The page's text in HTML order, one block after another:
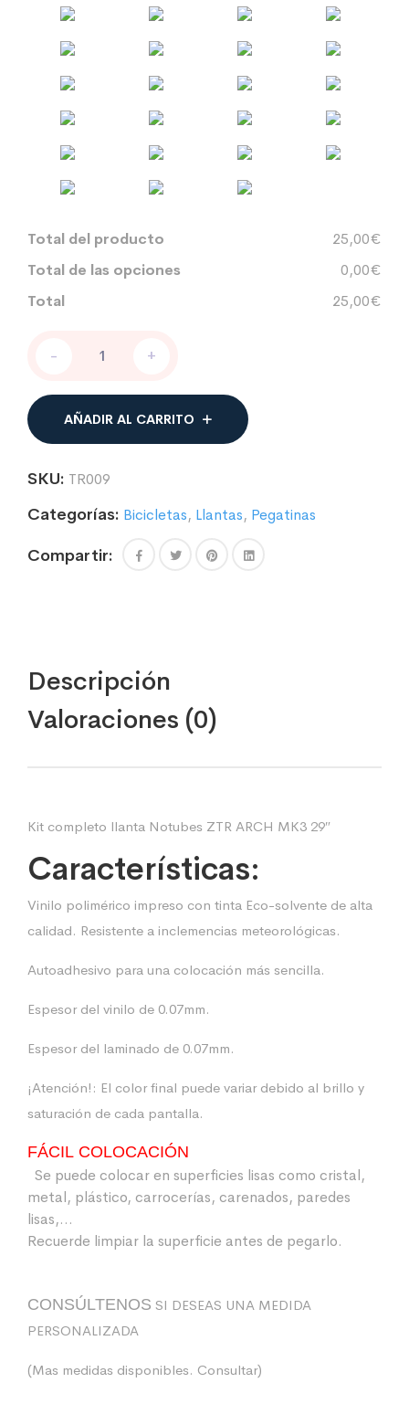
Total del producto
25,00€
Total de las opciones
0,00€
Total
25,00€
adhesiva
llanta
Notubes
ZTR
MK3
cantidad
- +
AÑADIR AL CARRITO
SKU: TR009
Categorías: Bicicletas, Llantas, Pegatinas
Compartir:
Descripción
Valoraciones (0)
Kit completo llanta Notubes ZTR ARCH MK3 29″
Características:
Vinilo polimérico impreso con tinta Eco-solvente de alta
calidad. Resistente a inclemencias meteorológicas.
Autoadhesivo para una colocación más sencilla.
Espesor del vinilo de 0.07mm.
Espesor del laminado de 0.07mm.
¡Atención!: El color final puede variar debido al brillo y
saturación de cada pantalla.
FÁCIL COLOCACIÓN
Se puede colocar en superficies lisas como cristal,
metal, plástico, carrocerías, carenados, paredes
lisas,…
Recuerde limpiar la superficie antes de pegarlo.
CONSÚLTENOS SI DESEAS UNA MEDIDA
PERSONALIZADA
(Mas medidas disponibles. Consultar)